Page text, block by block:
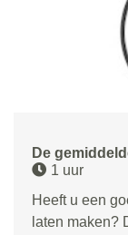
De
1 uur
Heeft u een
laten maken?